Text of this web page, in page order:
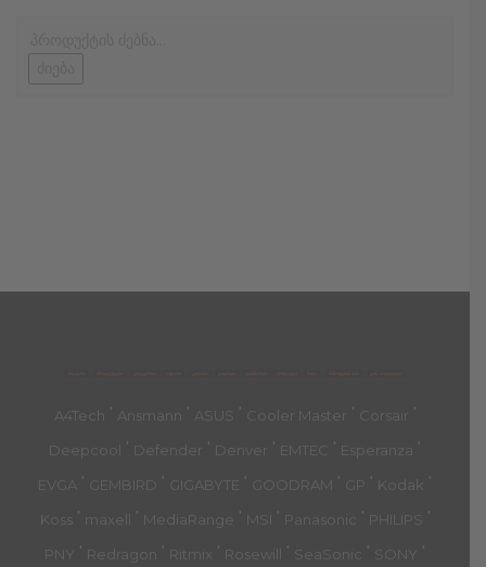
მთავარი კალათა
A4Tech ' Ansmann ' ASUS ' Cooler Master ' Corsair '
Deepcool ' Defender ' Denver ' EMTEC ' Esperanza '
EVGA ' GEMBIRD ' GIGABYTE ' GOODRAM ' GP ' Kodak '
Koss ' maxell ' MediaRange ' MSI ' Panasonic ' PHILIPS '
PNY ' Redragon ' Ritmix ' Rosewill ' SeaSonic ' SONY '